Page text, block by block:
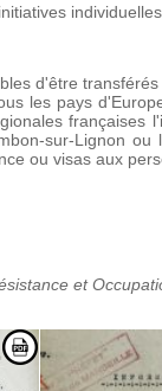
d'être
les pays
françaises
sur-Lignon
ou visas aux
et